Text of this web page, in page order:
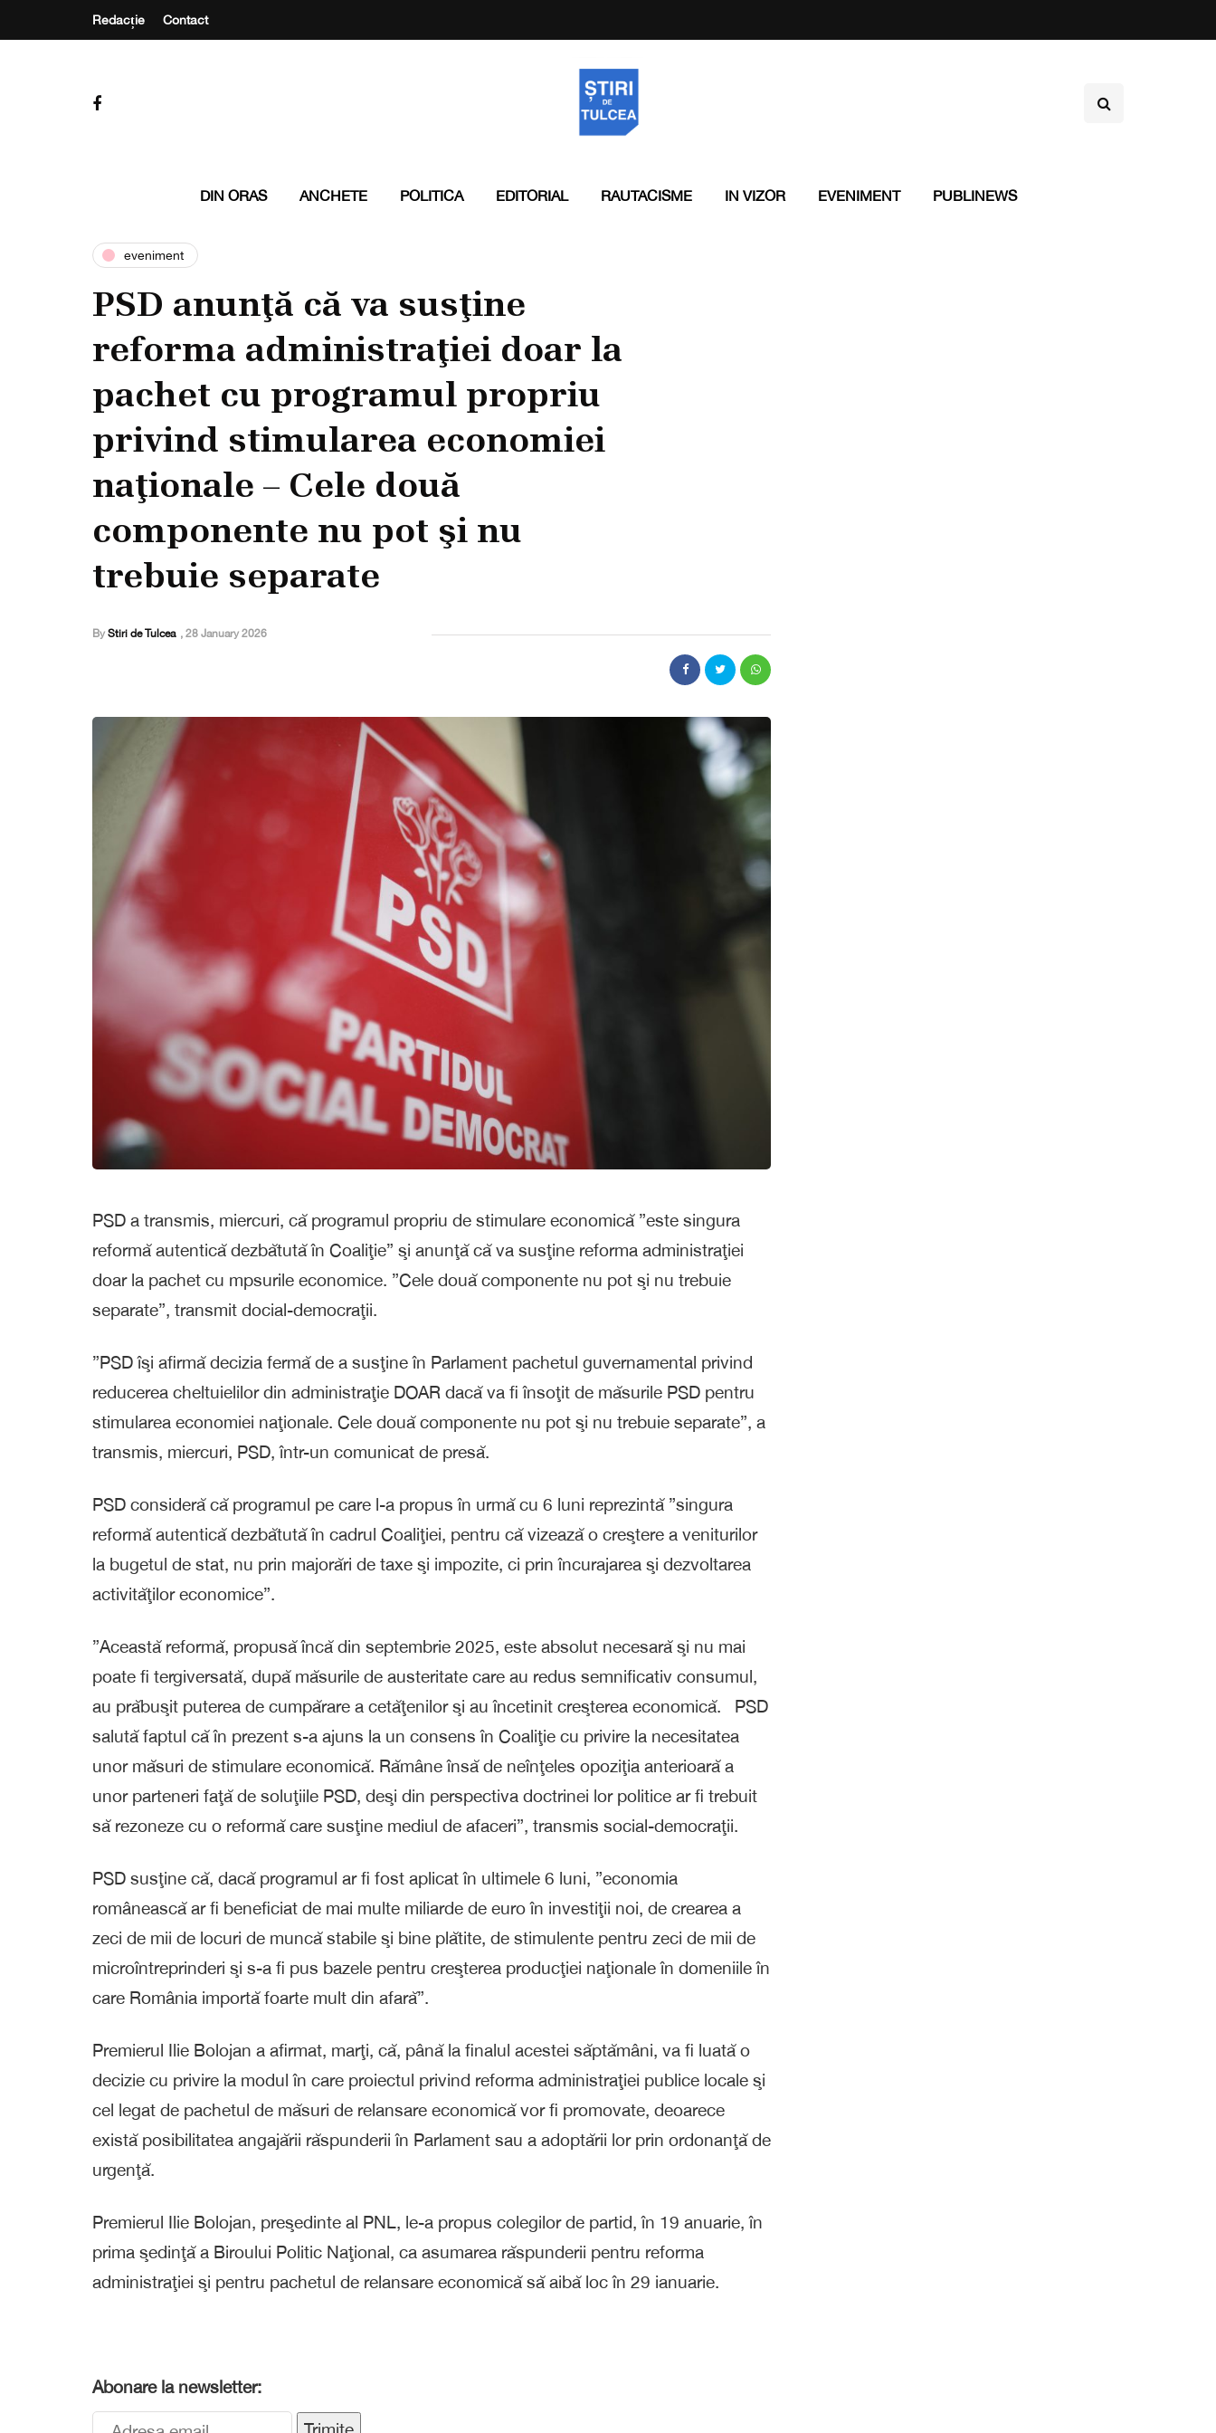
Redacție Contact
DIN ORAS ANCHETE POLITICA EDITORIAL RAUTACISME IN VIZOR EVENIMENT PUBLINEWS
eveniment
PSD anunţă că va susţine
reforma administraţiei doar la
pachet cu programul propriu
privind stimularea economiei
naţionale – Cele două
componente nu pot şi nu
trebuie separate
By Stiri de Tulcea , 28 January 2026
PSD a transmis, miercuri, că programul propriu de stimulare economică ”este singura
reformă autentică dezbătută în Coaliţie” şi anunţă că va susţine reforma administraţiei
doar la pachet cu mpsurile economice. ”Cele două componente nu pot şi nu trebuie
separate”, transmit docial-democraţii.
”PSD îşi afirmă decizia fermă de a susţine în Parlament pachetul guvernamental privind
reducerea cheltuielilor din administraţie DOAR dacă va fi însoţit de măsurile PSD pentru
stimularea economiei naţionale. Cele două componente nu pot şi nu trebuie separate”, a
transmis, miercuri, PSD, într-un comunicat de presă.
PSD consideră că programul pe care l-a propus în urmă cu 6 luni reprezintă ”singura
reformă autentică dezbătută în cadrul Coaliţiei, pentru că vizează o creştere a veniturilor
la bugetul de stat, nu prin majorări de taxe şi impozite, ci prin încurajarea şi dezvoltarea
activităţilor economice”.
”Această reformă, propusă încă din septembrie 2025, este absolut necesară şi nu mai
poate fi tergiversată, după măsurile de austeritate care au redus semnificativ consumul,
au prăbuşit puterea de cumpărare a cetăţenilor şi au încetinit creşterea economică. PSD
salută faptul că în prezent s-a ajuns la un consens în Coaliţie cu privire la necesitatea
unor măsuri de stimulare economică. Rămâne însă de neînţeles opoziţia anterioară a
unor parteneri faţă de soluţiile PSD, deşi din perspectiva doctrinei lor politice ar fi trebuit
să rezoneze cu o reformă care susţine mediul de afaceri”, transmis social-democraţii.
PSD susţine că, dacă programul ar fi fost aplicat în ultimele 6 luni, ”economia
românească ar fi beneficiat de mai multe miliarde de euro în investiţii noi, de crearea a
zeci de mii de locuri de muncă stabile şi bine plătite, de stimulente pentru zeci de mii de
microîntreprinderi şi s-a fi pus bazele pentru creşterea producţiei naţionale în domeniile în
care România importă foarte mult din afară”.
Premierul Ilie Bolojan a afirmat, marţi, că, până la finalul acestei săptămâni, va fi luată o
decizie cu privire la modul în care proiectul privind reforma administraţiei publice locale şi
cel legat de pachetul de măsuri de relansare economică vor fi promovate, deoarece
există posibilitatea angajării răspunderii în Parlament sau a adoptării lor prin ordonanţă de
urgenţă.
Premierul Ilie Bolojan, preşedinte al PNL, le-a propus colegilor de partid, în 19 anuarie, în
prima şedinţă a Biroului Politic Naţional, ca asumarea răspunderii pentru reforma
administraţiei şi pentru pachetul de relansare economică să aibă loc în 29 ianuarie.
Abonare la newsletter: